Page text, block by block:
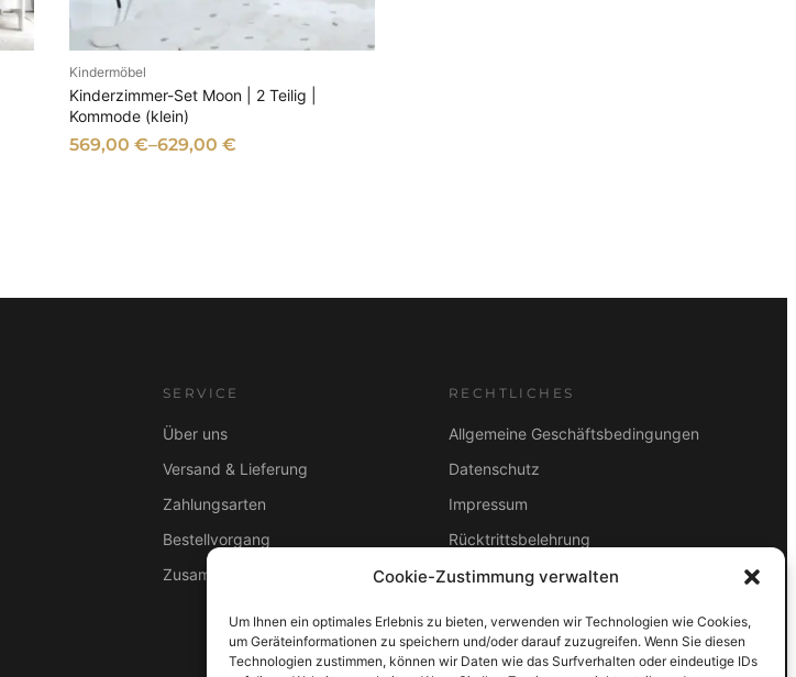
Cookie-Zustimmung verwalten
Um Ihnen ein optimales Erlebnis zu bieten, verwenden wir Technologien wie Cookies,
um Geräteinformationen zu speichern und/oder darauf zuzugreifen. Wenn Sie diesen
Technologien zustimmen, können wir Daten wie das Surfverhalten oder eindeutige IDs
Kindermöbel
Kinderzimmer-Set Moon | 2 Teilig |
Kommode (klein)
569,00 €–629,00 €
AUSFÜHRUNG WÄHLEN
SERVICE
Über uns
Versand & Lieferung
Zahlungsarten
Bestellvorgang
Zusammenarbeit B2B
RECHTLICHES
Allgemeine Geschäftsbedingungen
Datenschutz
Impressum
Rücktrittsbelehrung
ZAHLUNGSARTEN
Vorkasse Visa Mastercard
Link
PayPal
G-Pay Apple Pay Klarna